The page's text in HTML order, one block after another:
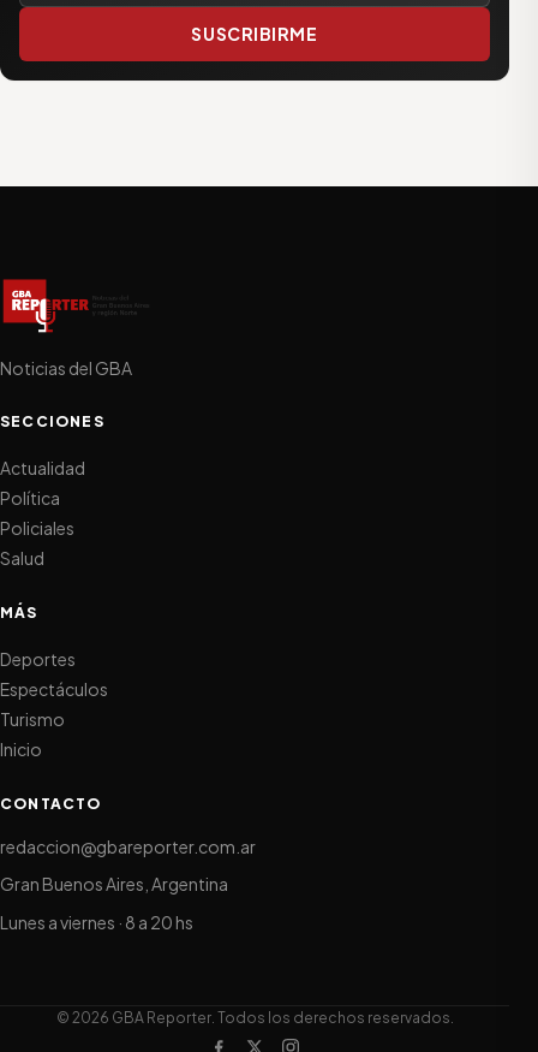
SUSCRIBIRME
Noticias del GBA
SECCIONES
Actualidad
Política
Policiales
Salud
MÁS
Deportes
Espectáculos
Turismo
Inicio
CONTACTO
redaccion@gbareporter.com.ar
Gran Buenos Aires, Argentina
Lunes a viernes · 8 a 20 hs
© 2026 GBA Reporter. Todos los derechos reservados.